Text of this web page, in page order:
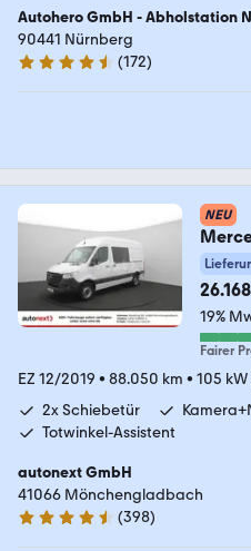
Autohero GmbH - Abholstation
90441 Nürnberg
4.5 Sterne
(172)
NEU
(37
19%
Fairer
EZ 12/2019 • 88.050 km • 105 kW
2x Schiebetür
Totwinkel-Assistent
autonext GmbH
41066 Mönchengladbach
4.7 Sterne
(398)